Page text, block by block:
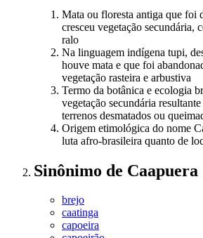
Mata ou floresta antiga que foi
cresceu vegetação secundária,
ralo
Na linguagem indígena tupi,
houve mata e que foi
vegetação rasteira e arbustiva
Termo da botânica e ecologia
vegetação secundária
terrenos desmatados ou
Origem etimológica do nome
luta afro-brasileira quanto de
Sinônimo de Caapuera
brejo
caatinga
capoeira